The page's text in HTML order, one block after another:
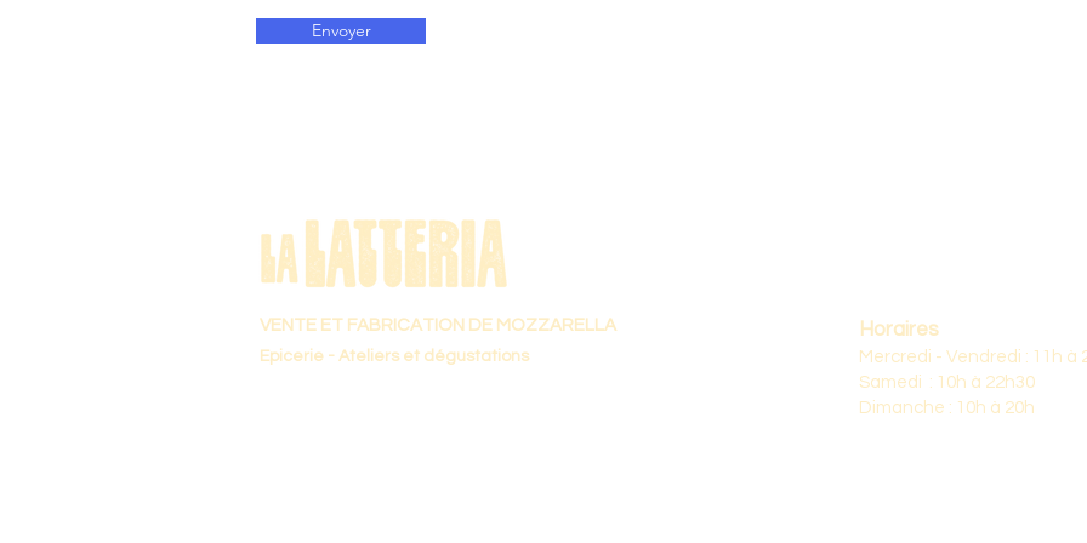
Envoyer
VENTE ET FABRICATION DE MOZZARELLA
Epicerie - Ateliers et dégustations
Horaires
Mercredi - Vendredi : 11h à
Samedi : 10h à 22h30
Dimanche : 10h à 20h